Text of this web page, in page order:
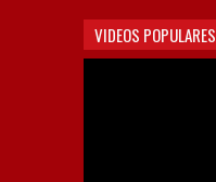
VIDEOS POPULARES